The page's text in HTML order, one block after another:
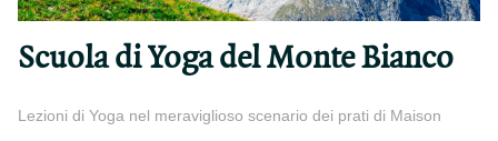
Scuola di Yoga del Monte Bianco
Lezioni di Yoga nel meraviglioso scenario dei prati di Maison